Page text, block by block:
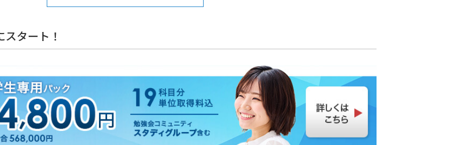
タート！